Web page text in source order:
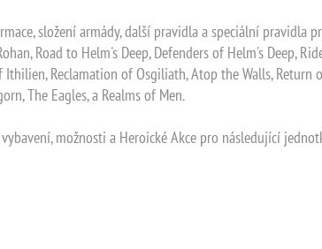
složení armády, další pravidla a speciální pravidla
Road to Helm's Deep, Defenders of Helm's Deep,
Reclamation of Osgiliath, Atop the Walls, Return
The Eagles, a Realms of Men.
možnosti a Heroické Akce pro následující